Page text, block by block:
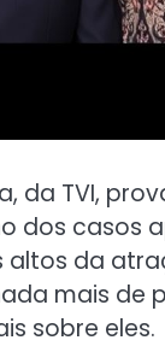
da TVI,
dos casos
da
mais de
sobre eles.